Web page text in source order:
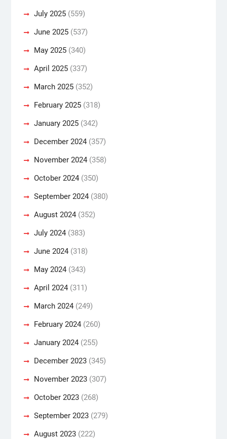
July 2025(559)
June 2025(537)
May 2025(340)
April 2025(337)
March 2025(352)
February 2025(318)
January 2025(342)
December 2024(357)
November 2024(358)
October 2024(350)
September 2024(380)
August 2024(352)
July 2024(383)
June 2024(318)
May 2024(343)
April 2024(311)
March 2024(249)
February 2024(260)
January 2024(255)
December 2023(345)
November 2023(307)
October 2023(268)
September 2023(279)
August 2023(222)